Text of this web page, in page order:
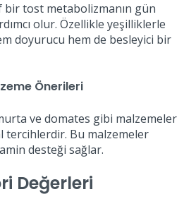
bir tost metabolizmanın gün
olur. Özellikle yeşilliklerle
doyurucu hem de besleyici bir
Önerileri
ve domates gibi malzemeler
tercihlerdir. Bu malzemeler
desteği sağlar.
Değerleri